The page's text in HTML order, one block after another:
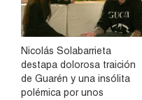
Nicolás Solabarrieta
destapa dolorosa traición
de Guarén y una insólita
polémica por unos